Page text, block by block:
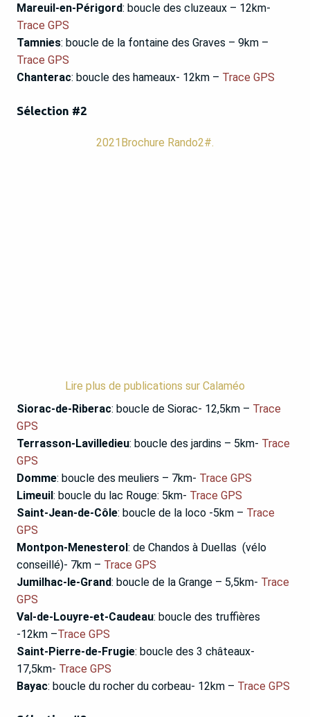
Mareuil-en-Périgord: boucle des cluzeaux – 12km-
Trace GPS
Tamnies: boucle de la fontaine des Graves – 9km –
Trace GPS
Chanterac: boucle des hameaux- 12km – Trace GPS
Sélection #2
2021Brochure Rando2#.
Lire plus de publications sur Calaméo
Siorac-de-Riberac: boucle de Siorac- 12,5km – Trace
GPS
Terrasson-Lavilledieu: boucle des jardins – 5km- Trace
GPS
Domme: boucle des meuliers – 7km- Trace GPS
Limeuil: boucle du lac Rouge: 5km- Trace GPS
Saint-Jean-de-Côle: boucle de la loco -5km – Trace
GPS
Montpon-Menesterol: de Chandos à Duellas (vélo
conseillé)- 7km – Trace GPS
Jumilhac-le-Grand: boucle de la Grange – 5,5km- Trace
GPS
Val-de-Louyre-et-Caudeau: boucle des truffières
-12km –Trace GPS
Saint-Pierre-de-Frugie: boucle des 3 châteaux-
17,5km- Trace GPS
Bayac: boucle du rocher du corbeau- 12km – Trace GPS